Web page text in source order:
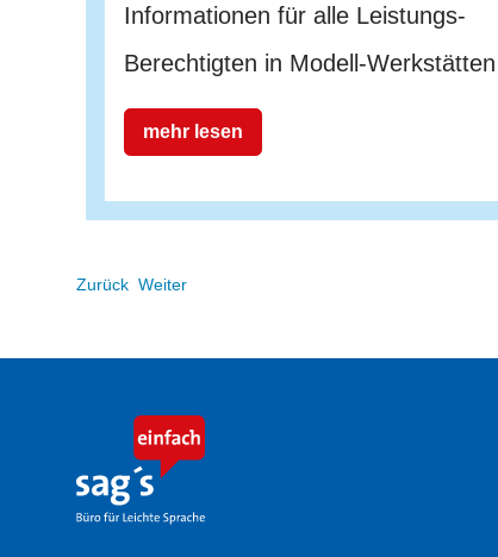
Informationen für alle Leistungs-
Berechtigten in Modell-Werkstätten
mehr lesen
Zurück Weiter